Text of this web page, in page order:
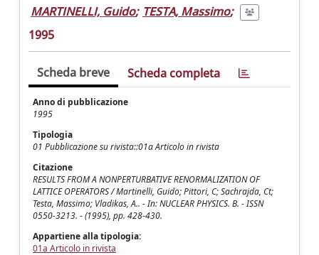
MARTINELLI, Guido; TESTA, Massimo;
1995
Scheda breve Scheda completa
Anno di pubblicazione
1995
Tipologia
01 Pubblicazione su rivista::01a Articolo in rivista
Citazione
RESULTS FROM A NONPERTURBATIVE RENORMALIZATION OF
LATTICE OPERATORS / Martinelli, Guido; Pittori, C; Sachrajda, Ct;
Testa, Massimo; Vladikas, A.. - In: NUCLEAR PHYSICS. B. - ISSN
0550-3213. - (1995), pp. 428-430.
Appartiene alla tipologia:
01a Articolo in rivista